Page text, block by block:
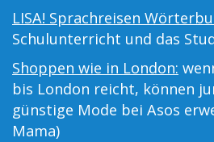
LISA! Sprachreisen
Schulunterricht und das
Shoppen wie in London:
bis London reicht, können
günstige Mode bei Asos
Mama)